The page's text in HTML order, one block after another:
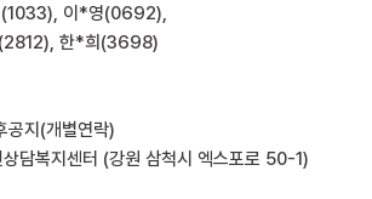
이*영(0692),
한*희(3698)
공지(개별연락)
상담복지센터 (강원 삼척시 엑스포로 50-1)